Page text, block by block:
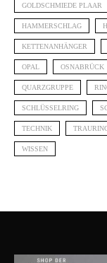
GOLDSCHMIEDE PLAAR
HAMMERSCHLAG
KETTENANHÄNGER
OPAL OSNABRÜCK
QUARZGRUPPE
SCHLÜSSELRING
TECHNIK
WISSEN